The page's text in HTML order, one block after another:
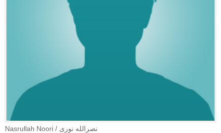
Nasrullah Noori / نصرالله نوری